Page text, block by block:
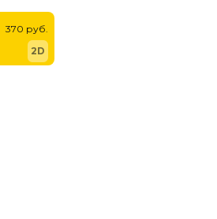
370 руб.
2D